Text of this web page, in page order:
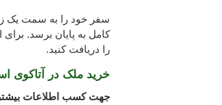
سفر خود را به سمت یک
کامل به پایان برسد.
را دریافت کنید.
خرید ملک در آتاکوی
جهت کسب اطلاعات